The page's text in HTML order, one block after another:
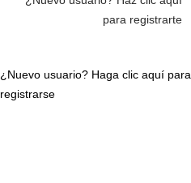
para registrarte
¿Nuevo usuario? Haga clic aquí para
registrarse